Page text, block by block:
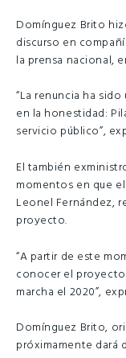
Domínguez Brito
discurso en
la prensa nacional,
“La renuncia ha
en la honestidad:
servicio público”,
El también
momentos en que
Leonel Fernández,
proyecto.
“A partir de este
conocer el
marcha el 2020”,
Domínguez Brito,
próximamente